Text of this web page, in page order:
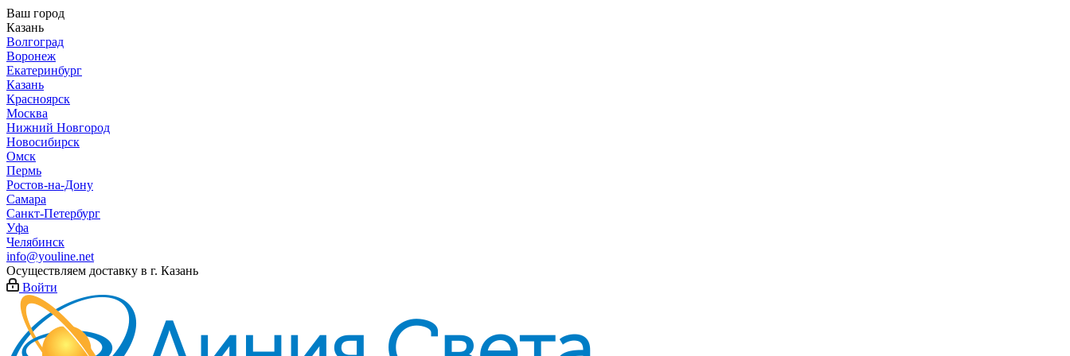
Ваш город
Казань
Волгоград
Воронеж
Екатеринбург
Казань
Красноярск
Москва
Нижний Новгород
Новосибирск
Омск
Пермь
Ростов-на-Дону
Самара
Санкт-Петербург
Уфа
Челябинск
info@youline.net
Осуществляем доставку в г. Казань
Войти